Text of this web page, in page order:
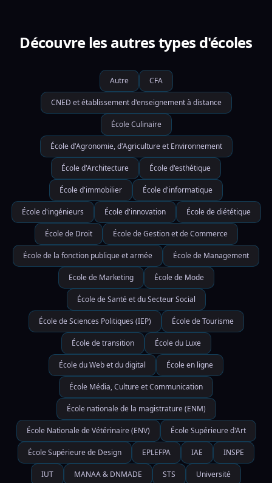
Découvre les autres types d'écoles
Autre CFA
CNED et établissement d'enseignement à distance
École Culinaire
École d'Agronomie, d'Agriculture et Environnement
École d'Architecture École d'esthétique
École d'immobilier École d'informatique
École d'ingénieurs École d'innovation École de diététique
École de Droit École de Gestion et de Commerce
École de la fonction publique et armée École de Management
Ecole de Marketing École de Mode
École de Santé et du Secteur Social
École de Sciences Politiques (IEP) École de Tourisme
École de transition École du Luxe
École du Web et du digital École en ligne
École Média, Culture et Communication
École nationale de la magistrature (ENM)
École Nationale de Vétérinaire (ENV) École Supérieure d'Art
École Supérieure de Design EPLEFPA IAE INSPE
IUT MANAA & DNMADE STS Université